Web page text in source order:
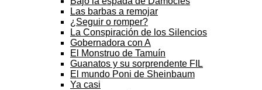
Las barbas a remojar
¿Seguir o romper?
La Conspiración de los Silencios
Gobernadora con A
El Monstruo de Tamuín
Guanatos y su sorprendente FIL
El mundo Poni de Sheinbaum
Ya casi